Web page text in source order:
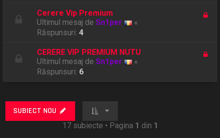
Cerere Vip Premium
Ultimul mesaj deSn1per
«
Răspunsuri:4
CERERE VIP PREMIUM NUTU
Ultimul mesaj deSn1per
«
Răspunsuri: 6
SUBIECT NOU
17 subiecte • Pagina 1 din 1